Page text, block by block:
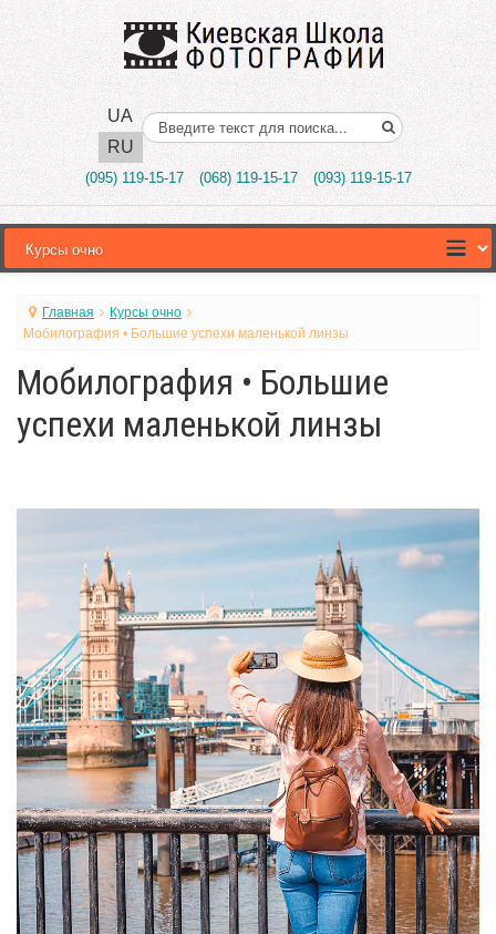
UA
RU
Поиск..
(095) 119-15-17 (068) 119-15-17 (093) 119-15-17
Главная
Курсы очно
Мобилография • Большие успехи маленькой линзы
Мобилография • Большие
успехи маленькой линзы